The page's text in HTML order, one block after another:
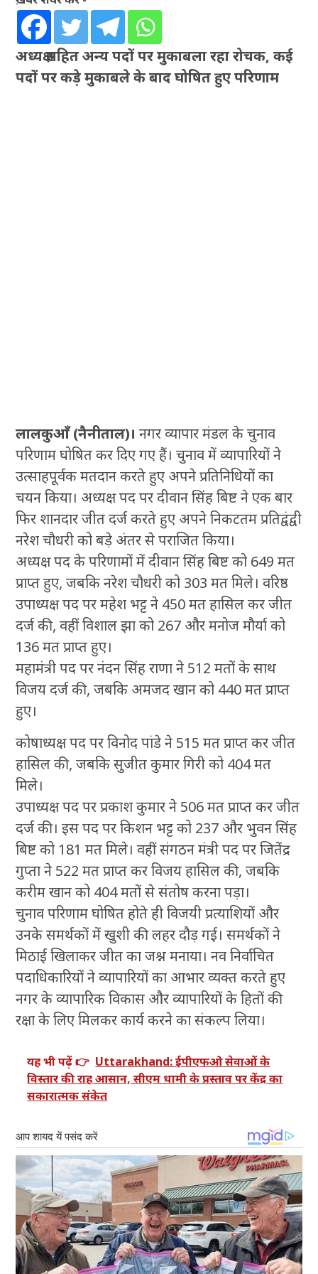
अध्यक्ष सहित अन्य पदों पर मुकाबला रहा रोचक, कई
पदों पर कड़े मुकाबले के बाद घोषित हुए परिणाम
लालकुआँ (नैनीताल)। नगर व्यापार मंडल के चुनाव
परिणाम घोषित कर दिए गए हैं। चुनाव में व्यापारियों ने
उत्साहपूर्वक मतदान करते हुए अपने प्रतिनिधियों का
चयन किया। अध्यक्ष पद पर दीवान सिंह बिष्ट ने एक बार
फिर शानदार जीत दर्ज करते हुए अपने निकटतम प्रतिद्वंद्वी
नरेश चौधरी को बड़े अंतर से पराजित किया।
अध्यक्ष पद के परिणामों में दीवान सिंह बिष्ट को 649 मत
प्राप्त हुए, जबकि नरेश चौधरी को 303 मत मिले। वरिष्ठ
उपाध्यक्ष पद पर महेश भट्ट ने 450 मत हासिल कर जीत
दर्ज की, वहीं विशाल झा को 267 और मनोज मौर्या को
136 मत प्राप्त हुए।
महामंत्री पद पर नंदन सिंह राणा ने 512 मतों के साथ
विजय दर्ज की, जबकि अमजद खान को 440 मत प्राप्त
हुए।
कोषाध्यक्ष पद पर विनोद पांडे ने 515 मत प्राप्त कर जीत
हासिल की, जबकि सुजीत कुमार गिरी को 404 मत
मिले।
उपाध्यक्ष पद पर प्रकाश कुमार ने 506 मत प्राप्त कर जीत
दर्ज की। इस पद पर किशन भट्ट को 237 और भुवन सिंह
बिष्ट को 181 मत मिले। वहीं संगठन मंत्री पद पर जितेंद्र
गुप्ता ने 522 मत प्राप्त कर विजय हासिल की, जबकि
करीम खान को 404 मतों से संतोष करना पड़ा।
चुनाव परिणाम घोषित होते ही विजयी प्रत्याशियों और
उनके समर्थकों में खुशी की लहर दौड़ गई। समर्थकों ने
मिठाई खिलाकर जीत का जश्न मनाया। नव निर्वाचित
पदाधिकारियों ने व्यापारियों का आभार व्यक्त करते हुए
नगर के व्यापारिक विकास और व्यापारियों के हितों की
रक्षा के लिए मिलकर कार्य करने का संकल्प लिया।
यह भी पढ़ें 👉 Uttarakhand: ईपीएफओ सेवाओं के
विस्तार की राह आसान, सीएम धामी के प्रस्ताव पर केंद्र का
सकारात्मक संकेत